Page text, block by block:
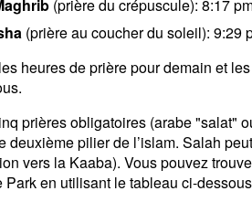
(prière du crépuscule): 8:17
(prière au coucher du soleil): 9:29
heures de prière pour demain et
prières obligatoires (arabe "salat"
deuxième pilier de l’islam. Salah
vers la Kaaba). Vous pouvez
Park en utilisant le tableau ci-